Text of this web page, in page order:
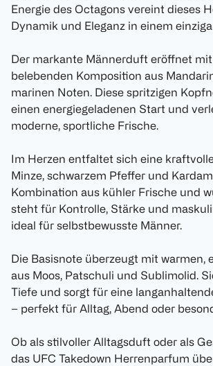
Energie des Octagons vereint dieses
Dynamik und Eleganz in einem
Der markante Männerduft eröffnet
belebenden Komposition aus
marinen Noten. Diese spritzigen
einen energiegeladenen Start und
moderne, sportliche Frische.
Im Herzen entfaltet sich eine
Minze, schwarzem Pfeffer und
Kombination aus kühler Frische und
steht für Kontrolle, Stärke und
ideal für selbstbewusste Männer.
Die Basisnote überzeugt mit warmen,
aus Moos, Patschuli und Sublimolid.
Tiefe und sorgt für eine
– perfekt für Alltag, Abend oder
Ob als stilvoller Alltagsduft oder als
das UFC Takedown Herrenparfum